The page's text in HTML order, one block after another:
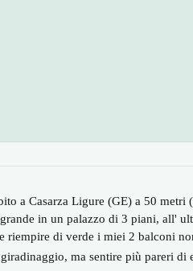
a Casarza Ligure (GE) a 50 metri
in un palazzo di 3 piani, all'
riempire di verde i miei 2 balconi
ma sentire più pareri di